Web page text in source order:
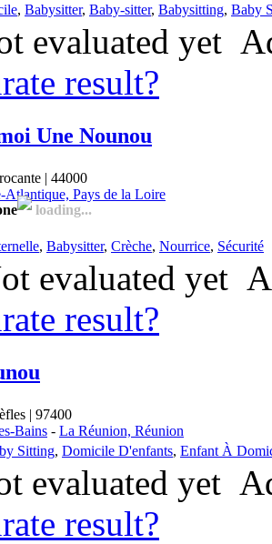
, Babysitter, Baby-sitter, Babysitting, Baby
evaluated yet
result?
Une Nounou
| 44000
Atlantique, Pays de la Loire
loading...
, Babysitter, Crèche, Nourrice, Sécurité
evaluated yet
result?
| 97400
Bains - La Réunion, Réunion
Sitting, Domicile D'enfants, Enfant À
evaluated yet
result?